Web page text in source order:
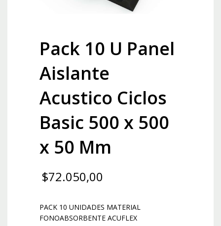
Pack 10 U Panel
Aislante
Acustico Ciclos
Basic 500 x 500
x 50 Mm
$72.050,00
PACK 10 UNIDADES MATERIAL
FONOABSORBENTE ACUFLEX